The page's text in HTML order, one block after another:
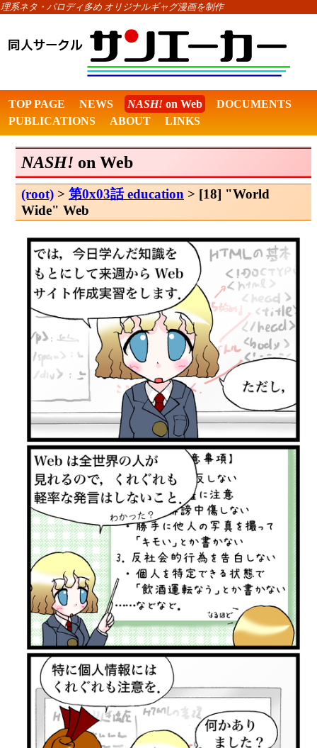
理系ネタ・パロディ多め オリジナルギャグ漫画を制作
TOP PAGE NEWS NASH! on Web
DOCUMENTS
PUBLICATIONS
ABOUT LINKS
NASH! on Web
(root) > 第0x03話 education > [18] "World
Wide" Web